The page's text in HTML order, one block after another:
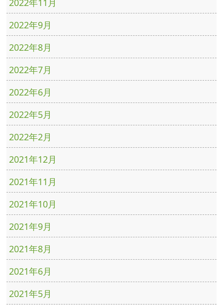
2022年11月
2022年9月
2022年8月
2022年7月
2022年6月
2022年5月
2022年2月
2021年12月
2021年11月
2021年10月
2021年9月
2021年8月
2021年6月
2021年5月